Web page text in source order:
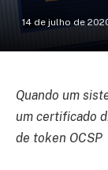
14 de julho de
Quando um
um certificado
de token OCSP